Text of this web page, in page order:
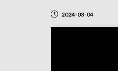
2024-03-04